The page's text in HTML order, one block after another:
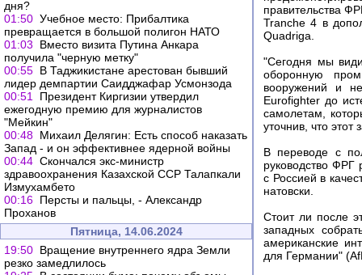
дня?
01:50 Учебное место: Прибалтика
превращается в большой полигон НАТО
01:03
Вместо визита Путина Анкара
получила "черную метку"
00:55 В Таджикистане арестован бывший
лидер демпартии Саидджафар Усмонзода
00:51
Президент Киргизии утвердил
ежегодную премию для журналистов
"Мейкин"
00:48 Михаил Делягин: Есть способ наказать
Запад - и он эффективнее ядерной войны
00:44 Скончался экс-министр
здравоохранения Казахской ССР Талапкали
Измухамбето
00:16 Персты и пальцы, - Александр
Проханов
Пятница, 14.06.2024
19:50 Вращение внутреннего ядра Земли
резко замедлилось
правительства
Tranche 4 в
Quadriga.
"Сегодня мы
оборонную
вооружений и
Eurofighter до
самолетам,
уточнив, что этот
В переводе с
руководство ФРГ
с Россией в
натовски.
Стоит ли после
западных
американские
для Германии"